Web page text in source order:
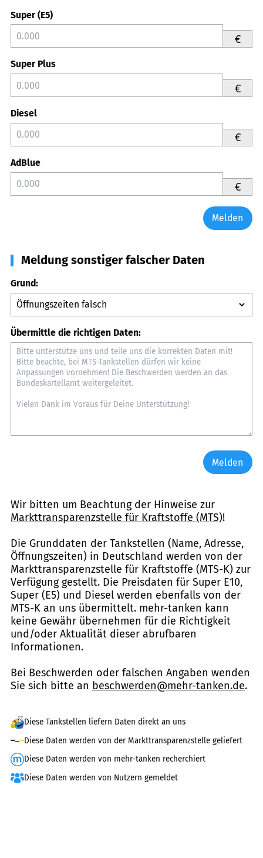
Super (E5)
€
Super Plus
€
Diesel
€
AdBlue
€
Melden
Meldung sonstiger falscher Daten
Grund:
Übermittle die richtigen Daten:
Melden
Wir bitten um Beachtung der Hinweise zur
Markttransparenzstelle für Kraftstoffe (MTS)!
Die Grunddaten der Tankstellen (Name, Adresse,
Öffnungszeiten) in Deutschland werden von der
Markttransparenzstelle für Kraftstoffe (MTS-K) zur
Verfügung gestellt. Die Preisdaten für Super E10,
Super (E5) und Diesel werden ebenfalls von der
MTS-K an uns übermittelt. mehr-tanken kann
keine Gewähr übernehmen für die Richtigkeit
und/oder Aktualität dieser abrufbaren
Informationen.
Bei Beschwerden oder falschen Angaben wenden
Sie sich bitte an beschwerden@mehr-tanken.de.
Diese Tankstellen liefern Daten direkt an uns
Diese Daten werden von der Markttransparenzstelle geliefert
Diese Daten werden von mehr-tanken recherchiert
Diese Daten werden von Nutzern gemeldet